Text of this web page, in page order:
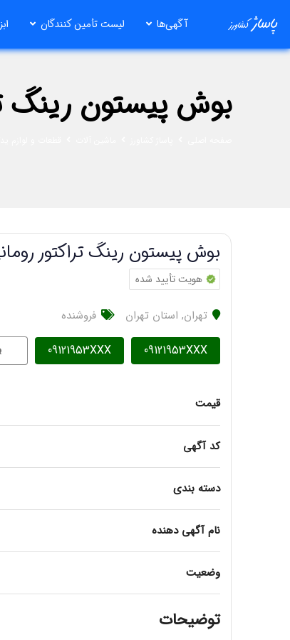
محتوا
آگهی‌ها لیست تأمین کنندگان
بوش پیستون رینگ
بوش پیستون رینگ تراکتور
هویت تأیید شده
تهران, استان تهران فروشنده
09121953XXX
09121953XXX
قیمت
کد آگهی
دسته بندی
نام آگهی دهنده
وضعیت
توضیحات